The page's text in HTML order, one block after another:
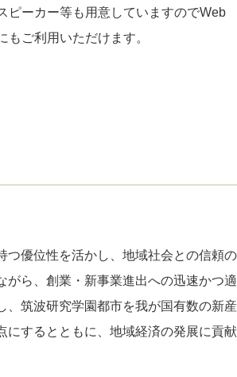
ピーカー等も用意していますのでWeb
もご利用いただけます。
つ優位性を活かし、地域社会との信頼の
がら、創業・新事業進出への迅速かつ適
、筑波研究学園都市を我が国有数の新産
にするとともに、地域経済の発展に貢献